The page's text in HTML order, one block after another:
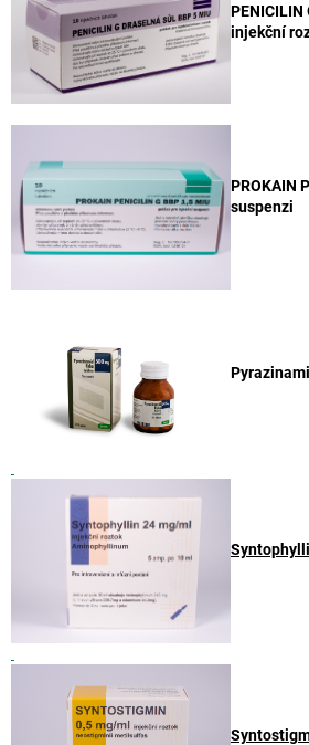
PENICILIN
injekční
PROKAIN
suspenzi